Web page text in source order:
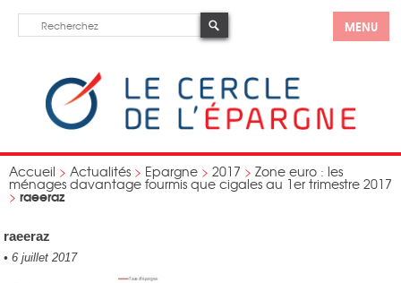
MENU
Accueil > Actualités > Epargne > 2017 > Zone euro : les
ménages davantage fourmis que cigales au 1er trimestre 2017
> raeeraz
raeeraz
• 6 juillet 2017